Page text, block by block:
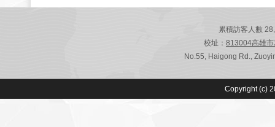
累積訪客人數
校址： 813004高雄
No.55, Haigong Rd.,
Copyright (c)